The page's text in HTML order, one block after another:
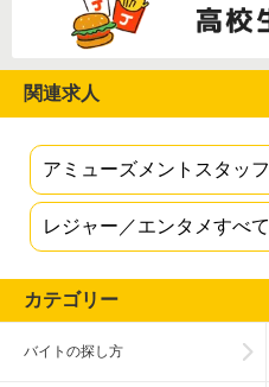
関連求人
アミューズメントスタッフ
レジャー／エンタメすべて
カテゴリー
バイトの探し方